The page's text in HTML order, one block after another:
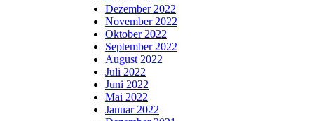
Dezember 2022
November 2022
Oktober 2022
September 2022
August 2022
Juli 2022
Juni 2022
Mai 2022
Januar 2022